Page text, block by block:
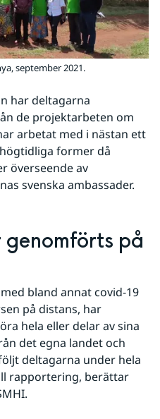
september 2021.
har deltagarna
de projektarbeten om
arbetat med i nästan ett
former då
överseende av
svenska ambassader.
genomförts på
bland annat covid-19
på distans, har
hela eller delar av sina
det egna landet och
deltagarna under hela
rapportering, berättar